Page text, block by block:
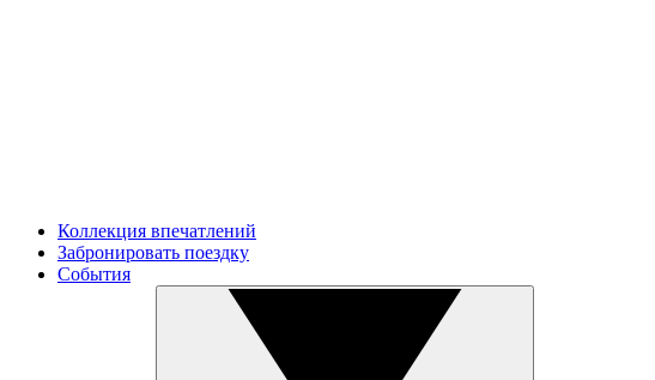
Коллекция впечатлений
Забронировать поездку
События